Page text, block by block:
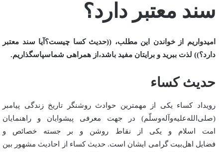
سند معتبر دارد؟
امیدواریم از خواندن این مطلب، ((حدیث کسا چیست؟آیا سند معتبر
دارد؟)) لذت ببرید و برایتان مفید باشد،از همراهی شماسپاسگذاریم.
حدیث کساء
رویداد کساء یکی از مهمترین حوادث روشنگر تاریخ زندگی پیامبر
(صلی‌الله‌علیه‌و‌آله‌وسلّم) در جهت معرفی پیشوایان و راهنمایان
امت اسلام و یکی از نقاط روشن و بر جسته خصائص و
فضایل اهل‌بیت گرامی ایشان است. حدیث کساء از احادیث مشهور بین